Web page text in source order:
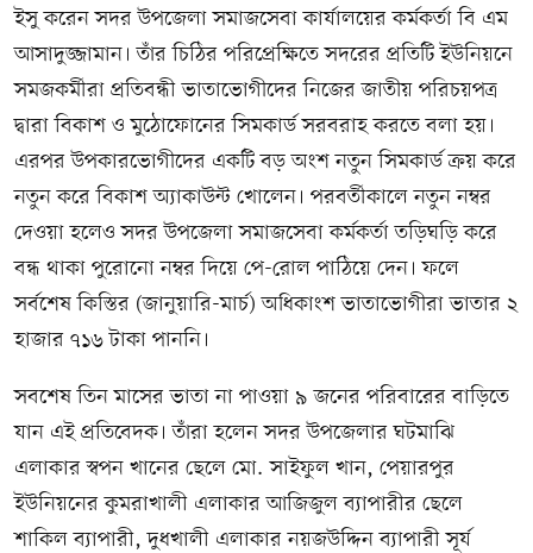
ইসু করেন সদর উপজেলা সমাজসেবা কার্যালয়ের কর্মকর্তা বি এম
আসাদুজ্জামান। তাঁর চিঠির পরিপ্রেক্ষিতে সদরের প্রতিটি ইউনিয়নে
সমজকর্মীরা প্রতিবন্ধী ভাতাভোগীদের নিজের জাতীয় পরিচয়পত্র
দ্বারা বিকাশ ও মুঠোফোনের সিমকার্ড সরবরাহ করতে বলা হয়।
এরপর উপকারভোগীদের একটি বড় অংশ নতুন সিমকার্ড ক্রয় করে
নতুন করে বিকাশ অ্যাকাউন্ট খোলেন। পরবর্তীকালে নতুন নম্বর
দেওয়া হলেও সদর উপজেলা সমাজসেবা কর্মকর্তা তড়িঘড়ি করে
বন্ধ থাকা পুরোনো নম্বর দিয়ে পে-রোল পাঠিয়ে দেন। ফলে
সর্বশেষ কিস্তির (জানুয়ারি-মার্চ) অধিকাংশ ভাতাভোগীরা ভাতার ২
হাজার ৭১৬ টাকা পাননি।
সবশেষ তিন মাসের ভাতা না পাওয়া ৯ জনের পরিবারের বাড়িতে
যান এই প্রতিবেদক। তাঁরা হলেন সদর উপজেলার ঘটমাঝি
এলাকার স্বপন খানের ছেলে মো. সাইফুল খান, পেয়ারপুর
ইউনিয়নের কুমরাখালী এলাকার আজিজুল ব্যাপারীর ছেলে
শাকিল ব্যাপারী, দুধখালী এলাকার নয়জউদ্দিন ব্যাপারী সূর্য